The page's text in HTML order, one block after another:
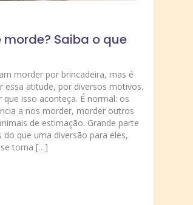
Saiba o que
morder por brincadeira, mas é
essa atitude, por diversos motivos.
que isso aconteça. É normal: os
a nos morder, morder outros
de estimação. Grande parte
do que uma diversão para eles,
torna […]